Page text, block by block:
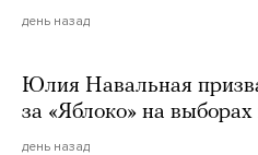
день назад
Юлия Навальная
за «Яблоко» на выборах
день назад